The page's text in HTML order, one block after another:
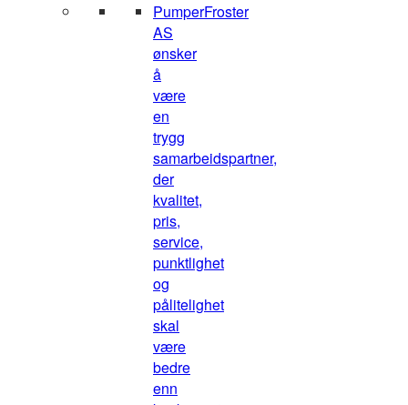
PumperFroster
AS
ønsker
å
være
en
trygg
samarbeidspartner,
der
kvalitet,
pris,
service,
punktlighet
og
pålitelighet
skal
være
bedre
enn